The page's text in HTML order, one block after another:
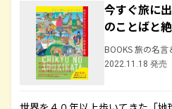
今すぐ旅に
のことばと
BOOKS 旅の名言
2022.11.18 発売